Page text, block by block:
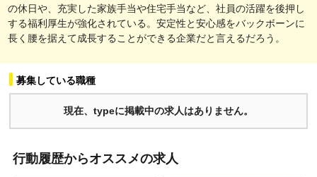
の休日や、充実した家族手当や住宅手当など、社員の活躍を後押し
する福利厚生が強化されている。安定性と安心感をバックボーンに
長く腰を据えて成長することができる企業だと言えるだろう。
募集している職種
現在、typeに掲載中の求人はありません。
行動履歴からオススメの求人